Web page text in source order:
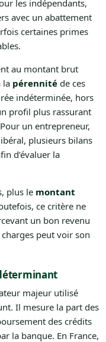
les indépendants,
avec un abattement
certaines primes
au montant brut
la pérennitéde ces
indéterminée, hors
profil plus rassurant
un entrepreneur,
plusieurs bilans
d’évaluer la
plus le montant
ce critère ne
un bon revenu
peut voir son
majeur utilisé
Il mesure la part des
des crédits
la banque. En France,